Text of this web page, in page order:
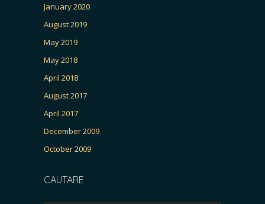
January 2020
August 2019
May 2019
May 2018
April 2018
August 2017
April 2017
December 2009
October 2009
CAUTARE